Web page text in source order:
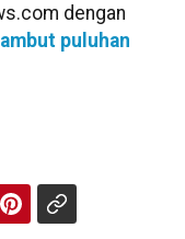
dengan
puluhan